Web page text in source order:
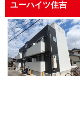
ユーハイツ住吉